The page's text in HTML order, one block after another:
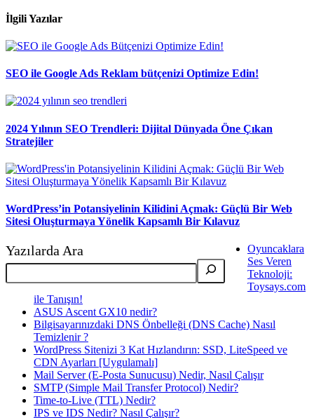
İlgili Yazılar
SEO ile Google Ads Reklam bütçenizi Optimize Edin!
2024 Yılının SEO Trendleri: Dijital Dünyada Öne Çıkan
Stratejiler
WordPress’in Potansiyelinin Kilidini Açmak: Güçlü Bir Web
Sitesi Oluşturmaya Yönelik Kapsamlı Bir Kılavuz
Yazılarda Ara
Oyuncaklara
Ses Veren
Teknoloji:
Toysays.com
ile Tanışın!
ASUS Ascent GX10 nedir?
Bilgisayarınızdaki DNS Önbelleği (DNS Cache) Nasıl
Temizlenir ?
WordPress Sitenizi 3 Kat Hızlandırın: SSD, LiteSpeed ve
CDN Ayarları [Uygulamalı]
Mail Server (E-Posta Sunucusu) Nedir, Nasıl Çalışır
SMTP (Simple Mail Transfer Protocol) Nedir?
Time-to-Live (TTL) Nedir?
IPS ve IDS Nedir? Nasıl Çalışır?